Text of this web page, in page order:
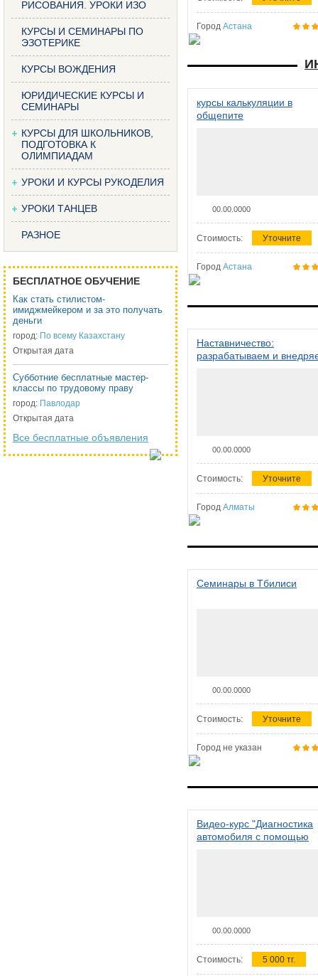
РИСОВАНИЯ. УРОКИ ИЗО
КУРСЫ И СЕМИНАРЫ ПО
ЭЗОТЕРИКЕ
КУРСЫ ВОЖДЕНИЯ
ЮРИДИЧЕСКИЕ КУРСЫ И
СЕМИНАРЫ
КУРСЫ ДЛЯ ШКОЛЬНИКОВ,
ПОДГОТОВКА К
ОЛИМПИАДАМ
УРОКИ И КУРСЫ РУКОДЕЛИЯ
УРОКИ ТАНЦЕВ
РАЗНОЕ
БЕСПЛАТНОЕ ОБУЧЕНИЕ
Как стать стилистом-
имиджмейкером и за это получать
деньги
город: По всему Казахстану
Открытая дата
Субботние бесплатные мастер-
классы по трудовому праву
город: Павлодар
Открытая дата
Все бесплатные объявления
Город Астана
курсы калькуляции в
общепите
00.00.0000
Стоимость: Уточните
Город Астана
Наставничество:
разрабатываем и
00.00.0000
Стоимость: Уточните
Город Алматы
Семинары в Тбилиси
00.00.0000
Стоимость: Уточните
Город не указан
Видео-курс "Диагностика
автомобиля с помощью
00.00.0000
Стоимость: 5 000 тг.